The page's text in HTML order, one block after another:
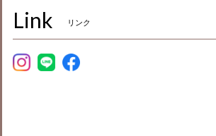
Link リンク